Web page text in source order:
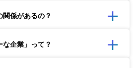
係があるの？
な企業」って？